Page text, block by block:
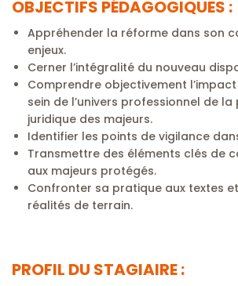
OBJECTIFS PÉDAGOGIQUES :
Appréhender la réforme dans son
enjeux.
Cerner l’intégralité du nouveau
Comprendre objectivement
sein de l’univers professionnel de
juridique des majeurs.
Identifier les points de vigilance
Transmettre des éléments clés de
aux majeurs protégés.
Confronter sa pratique aux textes
réalités de terrain.
PROFIL DU STAGIAIRE :